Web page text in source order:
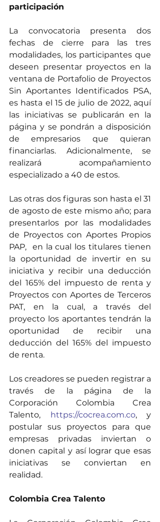
participación
La convocatoria presenta dos
fechas de cierre para las tres
modalidades, los participantes que
deseen presentar proyectos en la
ventana de Portafolio de Proyectos
Sin Aportantes Identificados PSA,
es hasta el 15 de julio de 2022, aquí
las iniciativas se publicarán en la
página y se pondrán a disposición
de empresarios que quieran
financiarlas. Adicionalmente, se
realizará acompañamiento
especializado a 40 de estos.
Las otras dos figuras son hasta el 31
de agosto de este mismo año; para
presentarlos por las modalidades
de Proyectos con Aportes Propios
PAP,  en la cual los titulares tienen
la oportunidad de invertir en su
iniciativa y recibir una deducción
del 165% del impuesto de renta y
Proyectos con Aportes de Terceros
PAT, en la cual, a través del
proyecto los aportantes tendrán la
oportunidad de recibir una
deducción del 165% del impuesto
de renta.
Los creadores se pueden registrar a
través de la página de la
Corporación Colombia Crea
Talento, https://cocrea.com.co, y
postular sus proyectos para que
empresas privadas inviertan o
donen capital y así lograr que esas
iniciativas se conviertan en
realidad.
Colombia Crea Talento